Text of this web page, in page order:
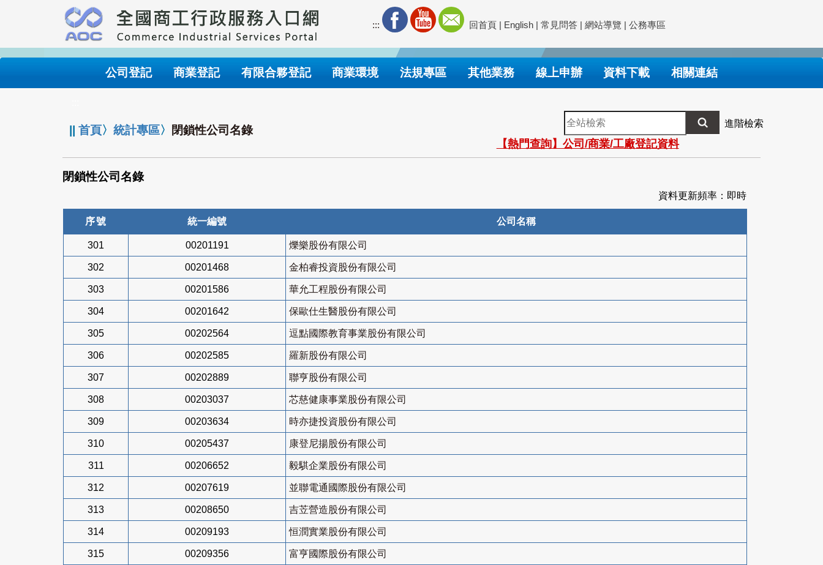
要
內
::: 回首頁 | English | 常見問答 | 網站導覽 | 公務專區
公司登記 商業登記 有限合夥登記 商業環境 法規專區 其他業務 線上申辦 資料下載 相關連結
||首頁〉統計專區〉 閉鎖性公司名錄
全
站
檢
索
進階檢索
【熱門查詢】公司/商業/工廠登記資料
閉鎖性公司名錄
資料更新頻率：即時
序號 統一編號 公司名稱
301 00201191 爍樂股份有限公司
302 00201468 金柏睿投資股份有限公司
303 00201586 華允工程股份有限公司
304 00201642 保歐仕生醫股份有限公司
305 00202564 逗點國際教育事業股份有限公司
306 00202585 羅新股份有限公司
307 00202889 聯亨股份有限公司
308 00203037 芯慈健康事業股份有限公司
309 00203634 時亦捷投資股份有限公司
310 00205437 康登尼揚股份有限公司
311 00206652 毅騏企業股份有限公司
312 00207619 並聯電通國際股份有限公司
313 00208650 吉苙營造股份有限公司
314 00209193 恒潤實業股份有限公司
315 00209356 富亨國際股份有限公司